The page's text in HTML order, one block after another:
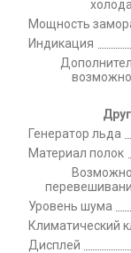
холода
Мощность
Индикация
Генератор льда
Материал полок
Уровень шума
Климатический
Дисплей